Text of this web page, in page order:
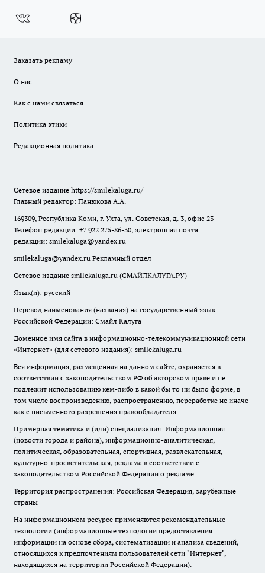
Заказать рекламу
О нас
Как с нами связаться
Политика этики
Редакционная политика
Сетевое издание https://smilekaluga.ru/
Главный редактор: Панюкова А.А.
169309, Республика Коми, г. Ухта, ул. Советская, д. 3, офис 23
Телефон редакции: +7 922 275-86-30, электронная почта
редакции: smilekaluga@yandex.ru
smilekaluga@yandex.ru Рекламный отдел
Сетевое издание smilekaluga.ru (СМАЙЛКАЛУГА.РУ)
Язык(и): русский
Перевод наименования (названия) на государственный язык
Российской Федерации: Смайл Калуга
Доменное имя сайта в информационно-телекоммуникационной сети
«Интернет» (для сетевого издания): smilekaluga.ru
Вся информация, размещенная на данном сайте, охраняется в
соответствии с законодательством РФ об авторском праве и не
подлежит использованию кем-либо в какой бы то ни было форме, в
том числе воспроизведению, распространению, переработке не иначе
как с письменного разрешения правообладателя.
Примерная тематика и (или) специализация: Информационная
(новости города и района), информационно-аналитическая,
политическая, образовательная, спортивная, развлекательная,
культурно-просветительская, реклама в соответствии с
законодательством Российской Федерации о рекламе
Территория распространения: Российская Федерация, зарубежные
страны
На информационном ресурсе применяются рекомендательные
технологии (информационные технологии предоставления
информации на основе сбора, систематизации и анализа сведений,
относящихся к предпочтениям пользователей сети "Интернет",
находящихся на территории Российской Федерации).